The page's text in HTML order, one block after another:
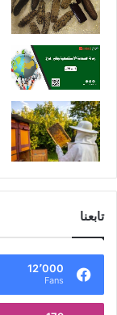
تابعنا
12٬000
Fans